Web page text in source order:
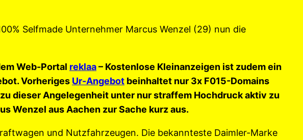
Selfmade Unternehmer Marcus Wenzel (29) nun die
Web-Portal reklaa– Kostenlose Kleinanzeigen ist zudem ein
Vorheriges Ur-Angebot beinhaltet nur 3x F015-Domains
dieser Angelegenheit unter nur straffem Hochdruck aktiv zu
Wenzel aus Aachen zur Sache kurz aus.
und Nutzfahrzeugen. Die bekannteste Daimler-Marke